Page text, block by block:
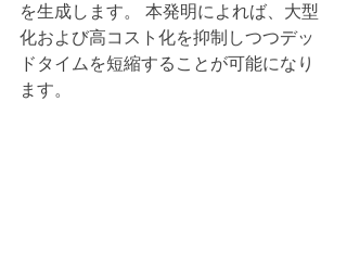
を生成します。 本発明によれば、大型
化および高コスト化を抑制しつつデッ
ドタイムを短縮することが可能になり
ます。